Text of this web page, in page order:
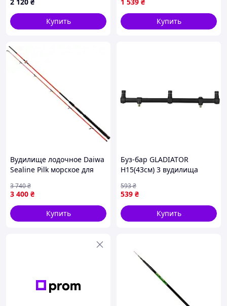
Купить
прочной конструкцией
Купить
Вудилище лодочное Daiwa
Sealine Pilk морское для
Seaguide, 2.70m 80-200g
(2135-vart)
3 400 ₴
3 740₴
Купить
Буз-бар GLADIATOR
H15(43см) 3 вудилища
539 ₴
593₴
Купить